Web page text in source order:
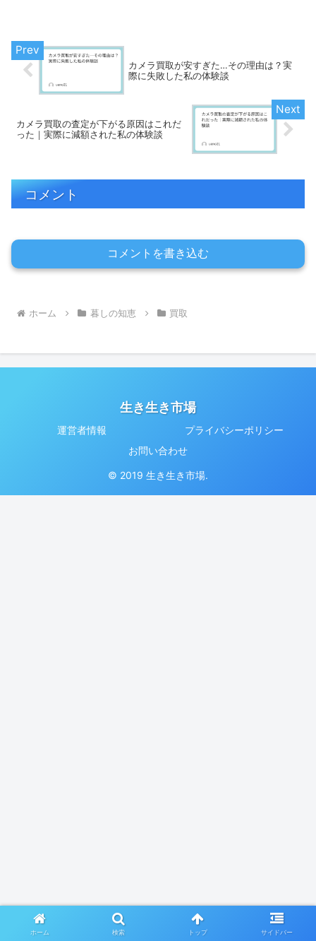
カメラ買取が安すぎた…その理由は？実
際に失敗した私の体験談
カメラ買取の査定が下がる原因はこれだ
った｜実際に減額された私の体験談
コメント
コメントを書き込む
ホーム 暮しの知恵 買取
生き生き市場
運営者情報
プライバシーポリシー
お問い合わせ
© 2019 生き生き市場.
ホーム 検索 トップ サイドバー